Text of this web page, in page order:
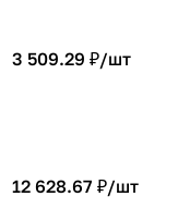
3 509.29 ₽/шт
12 628.67 ₽/шт